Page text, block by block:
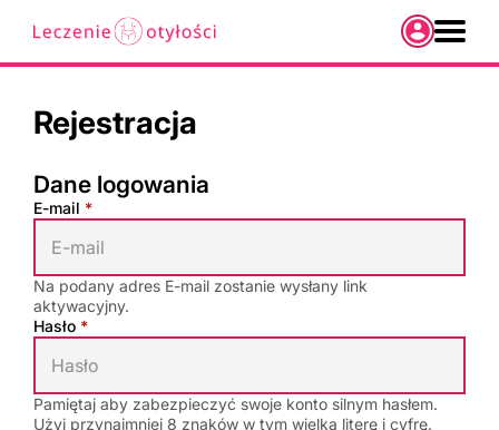
Zaloguj
Kontakt
Rejestracja
Dane logowania
Dane logowania
E-mail *
Na podany adres E-mail zostanie wysłany link
aktywacyjny.
Hasło *
Pamiętaj aby zabezpieczyć swoje konto silnym hasłem.
Użyj przynajmniej 8 znaków w tym wielką literę i cyfrę.